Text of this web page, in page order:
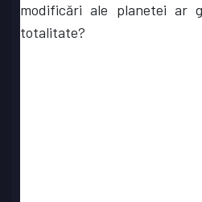
modificări ale planetei ar
totalitate?